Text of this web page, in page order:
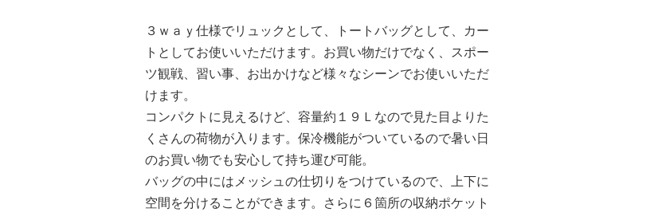
３ｗａｙ仕様でリュックとして、トートバッグとして、カー
トとしてお使いいただけます。お買い物だけでなく、スポー
ツ観戦、習い事、お出かけなど様々なシーンでお使いいただ
けます。
コンパクトに見えるけど、容量約１９Ｌなので見た目よりた
くさんの荷物が入ります。保冷機能がついているので暑い日
のお買い物でも安心して持ち運び可能。
バッグの中にはメッシュの仕切りをつけているので、上下に
空間を分けることができます。さらに６箇所の収納ポケット